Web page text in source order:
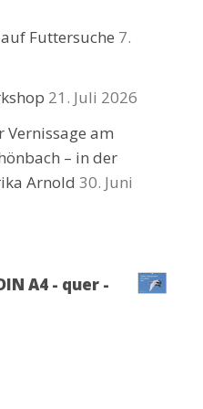
Futtersuche 7.
21. Juli 2026
Vernissage am
– in der
Arnold 30. Juni
A4 - quer -